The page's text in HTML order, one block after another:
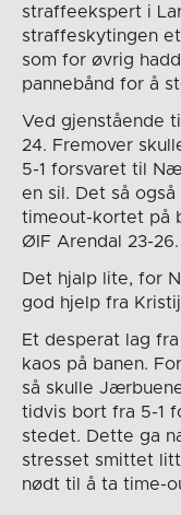
straffeekspert i
straffeskytingen
som for øvrig
pannebånd for å
Ved gjenstående
24. Fremover
5-1 forsvaret til
en sil. Det så
timeout-kortet på
ØIF Arendal 23-26.
Det hjalp lite, for
god hjelp fra
Et desperat lag
kaos på banen.
så skulle
tidvis bort fra 5-1
stedet. Dette ga
stresset smittet
nødt til å ta time-